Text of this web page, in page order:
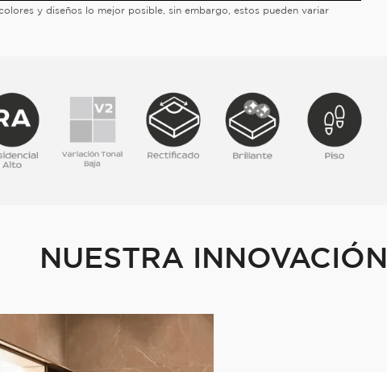
y diseños lo mejor posible, sin embargo, estos pueden variar
NUESTRA INNOVACIÓN